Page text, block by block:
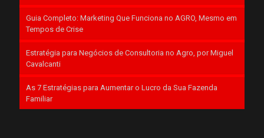
Guia Completo: Marketing Que Funciona no AGRO, Mesmo em
Tempos de Crise
Estratégia para Negócios de Consultoria no Agro, por Miguel
Cavalcanti
As 7 Estratégias para Aumentar o Lucro da Sua Fazenda
Familiar